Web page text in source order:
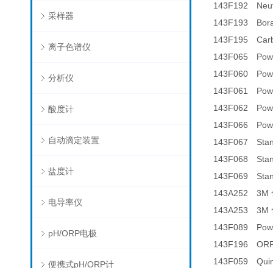
采样器
离子色谱仪
分析仪
酸度计
自动滴定装置
盐度计
电导率仪
pH/ORP电极
便携式pH/ORP计
143F192
143F193
143F195
143F065
143F060
143F061
143F062
143F066
143F067
143F068
143F069
143A252
3M
143A253
3M
143F089
143F196
143F059